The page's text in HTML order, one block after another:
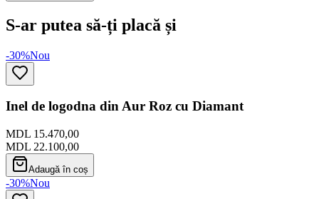
S-ar putea să-ți placă și
-30%Nou
Inel de logodna din Aur Roz cu Diamant
MDL 15.470,00
MDL 22.100,00
Adaugă în coș
-30%Nou